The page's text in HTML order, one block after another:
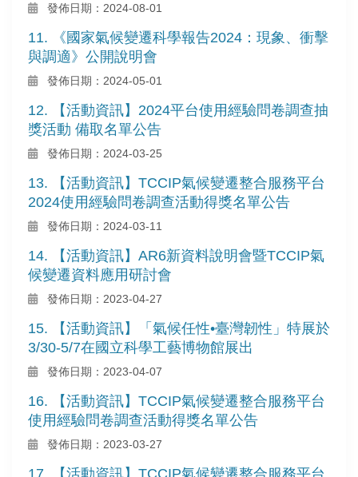
發佈日期：2024-08-01
11. 《國家氣候變遷科學報告2024：現象、衝擊
與調適》公開說明會
發佈日期：2024-05-01
12. 【活動資訊】2024平台使用經驗問卷調查抽
獎活動 備取名單公告
發佈日期：2024-03-25
13. 【活動資訊】TCCIP氣候變遷整合服務平台
2024使用經驗問卷調查活動得獎名單公告
發佈日期：2024-03-11
14. 【活動資訊】AR6新資料說明會暨TCCIP氣
候變遷資料應用研討會
發佈日期：2023-04-27
15. 【活動資訊】「氣候任性•臺灣韌性」特展於
3/30-5/7在國立科學工藝博物館展出
發佈日期：2023-04-07
16. 【活動資訊】TCCIP氣候變遷整合服務平台
使用經驗問卷調查活動得獎名單公告
發佈日期：2023-03-27
17. 【活動資訊】TCCIP氣候變遷整合服務平台